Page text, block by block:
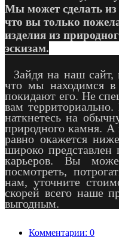
Мы может сделать из
что вы только
изделия из
эскизам.
Зайдя на наш сайт,
что мы находимся в
покидают его. Не
вам
наткнетесь на
природного камня. А
равно окажется
широко
карьеров. Вы
посмотреть,
нам, уточните
скорей всего наше
выгодным.
Комментарии: 0